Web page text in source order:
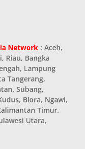
Network : Aceh,
Riau, Bangka
Lampung
Tangerang,
Subang,
Blora, Ngawi,
Timur,
Utara,